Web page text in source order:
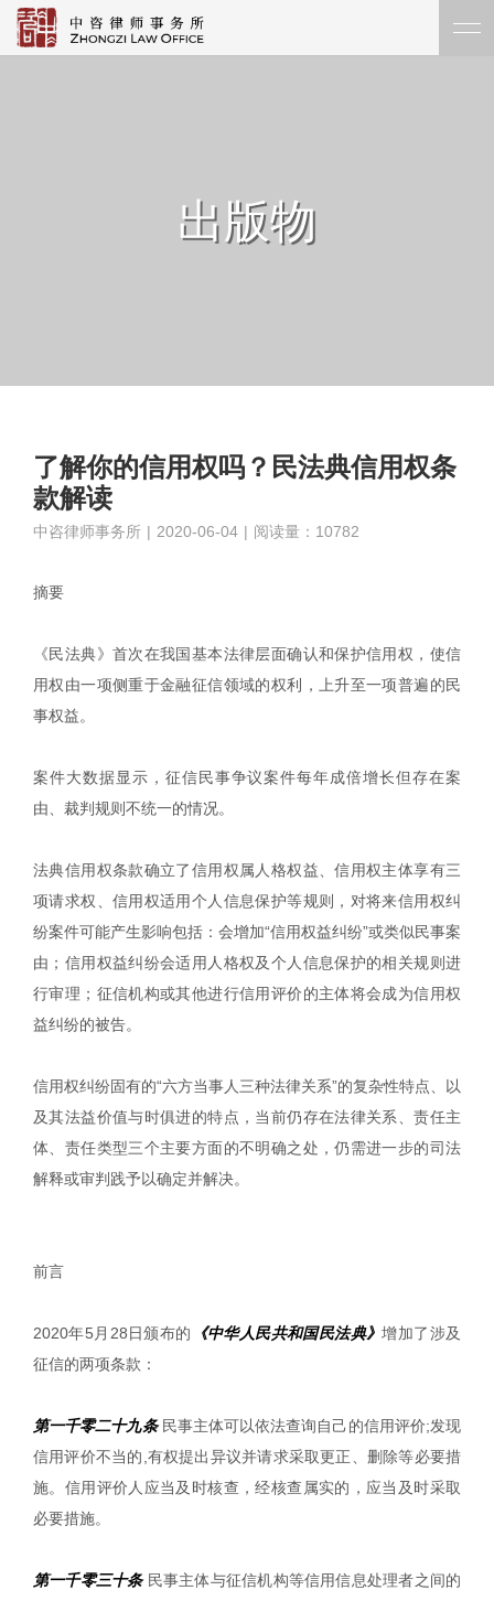
出版物
了解你的信用权吗？民法典信用权条
款解读
中咨律师事务所 | 2020-06-04 | 阅读量：10782
摘要
《民法典》首次在我国基本法律层面确认和保护信用权，使信
用权由一项侧重于金融征信领域的权利，上升至一项普遍的民
事权益。
案件大数据显示，征信民事争议案件每年成倍增长但存在案
由、裁判规则不统一的情况。
法典信用权条款确立了信用权属人格权益、信用权主体享有三
项请求权、信用权适用个人信息保护等规则，对将来信用权纠
纷案件可能产生影响包括：会增加“信用权益纠纷”或类似民事案
由；信用权益纠纷会适用人格权及个人信息保护的相关规则进
行审理；征信机构或其他进行信用评价的主体将会成为信用权
益纠纷的被告。
信用权纠纷固有的“六方当事人三种法律关系”的复杂性特点、以
及其法益价值与时俱进的特点，当前仍存在法律关系、责任主
体、责任类型三个主要方面的不明确之处，仍需进一步的司法
解释或审判践予以确定并解决。
前言
2020年5月28日颁布的 《中华人民共和国民法典》增加了涉及
征信的两项条款：
第一千零二十九条 民事主体可以依法查询自己的信用评价;发现
信用评价不当的,有权提出异议并请求采取更正、删除等必要措
施。信用评价人应当及时核查，经核查属实的，应当及时采取
必要措施。
第一千零三十条 民事主体与征信机构等信用信息处理者之间的